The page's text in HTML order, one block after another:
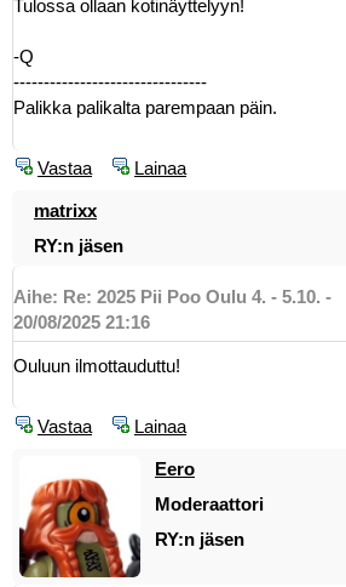
Tulossa ollaan kotinäyttelyyn!
-Q
--------------------------------
Palikka palikalta parempaan päin.
Vastaa Lainaa
matrixx
RY:n jäsen
Aihe: Re: 2025 Pii Poo Oulu 4. - 5.10. -
20/08/2025 21:16
Ouluun ilmottauduttu!
Vastaa Lainaa
Eero
Moderaattori
RY:n jäsen